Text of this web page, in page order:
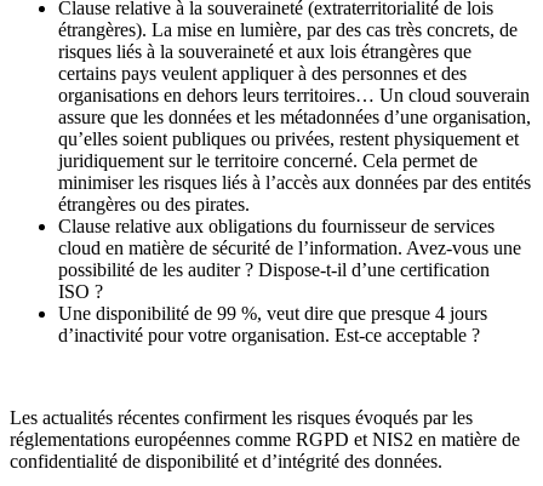
Clause relative à la souveraineté (extraterritorialité de lois
étrangères). La mise en lumière, par des cas très concrets, de
risques liés à la souveraineté et aux lois étrangères que
certains pays veulent appliquer à des personnes et des
organisations en dehors leurs territoires… Un cloud souverain
assure que les données et les métadonnées d’une organisation,
qu’elles soient publiques ou privées, restent physiquement et
juridiquement sur le territoire concerné. Cela permet de
minimiser les risques liés à l’accès aux données par des entités
étrangères ou des pirates.
Clause relative aux obligations du fournisseur de services
cloud en matière de sécurité de l’information. Avez-vous une
possibilité de les auditer ? Dispose-t-il d’une certification
ISO ?
Une disponibilité de 99 %, veut dire que presque 4 jours
d’inactivité pour votre organisation. Est-ce acceptable ?
Les actualités récentes confirment les risques évoqués par les
réglementations européennes comme RGPD et NIS2 en matière de
confidentialité de disponibilité et d’intégrité des données.